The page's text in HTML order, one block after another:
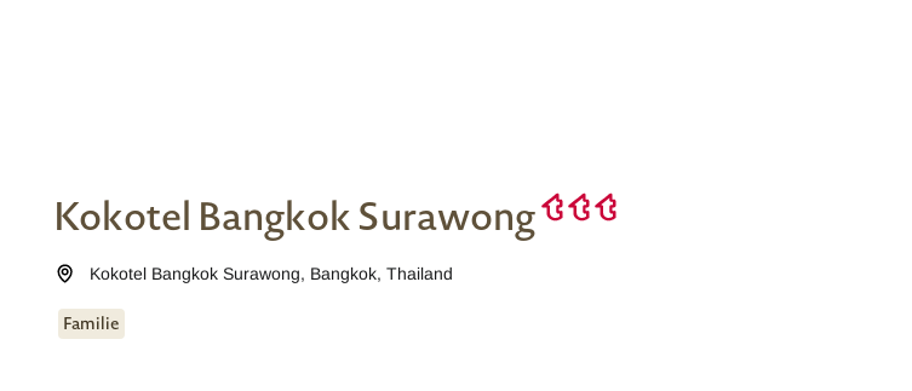
Kokotel Bangkok Surawong
Kokotel Bangkok Surawong, Bangkok,Thailand
Familie